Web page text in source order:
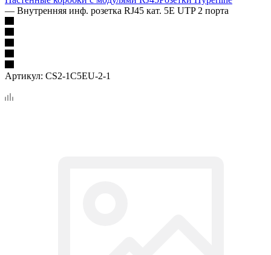
— Внутренняя инф. розетка RJ45 кат. 5Е UTP 2 порта
Артикул: CS2-1C5EU-2-1